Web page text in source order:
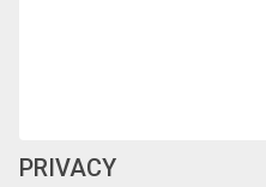
PRIVACY